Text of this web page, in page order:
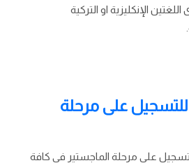
الإنكليزية او التركية
للتسجيل على مرحلة
على مرحلة الماجستير في كافة